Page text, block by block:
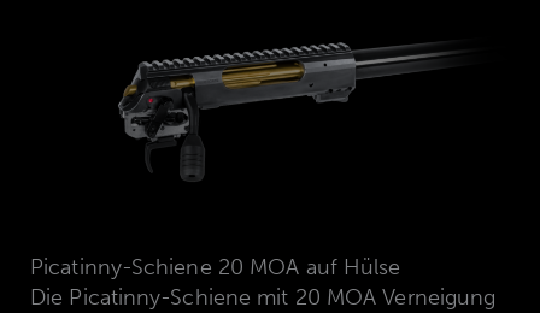
Picatinny-Schiene 20 MOA auf Hülse
Die Picatinny-Schiene mit 20 MOA Verneigung